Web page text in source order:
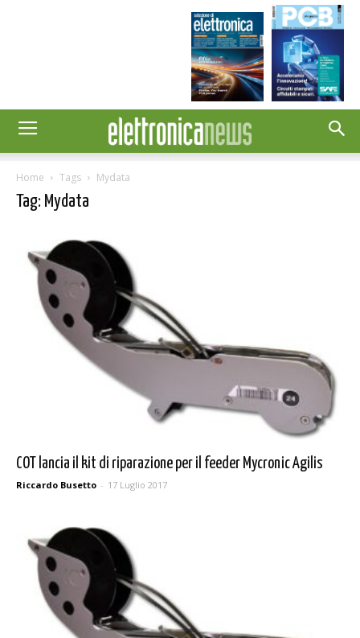
Home Tags Mydata
Tag: Mydata
COT lancia il kit di riparazione per il feeder Mycronic Agilis
Riccardo Busetto - 17 Luglio 2017